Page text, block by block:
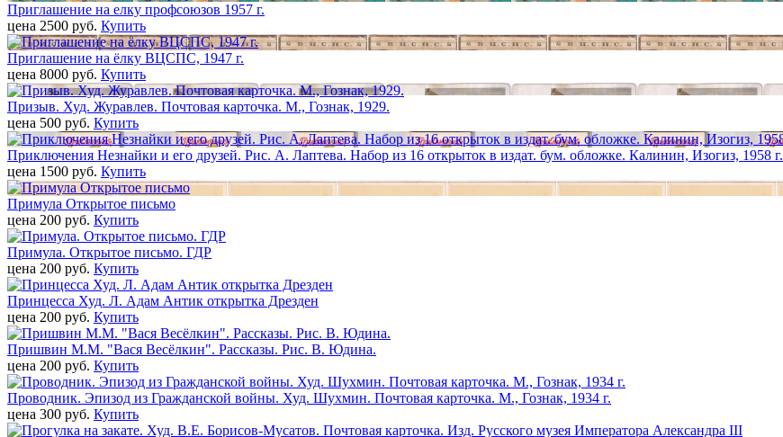
Приглашение на елку профсоюзов 1957 г.
цена 2500 pуб. Купить
Приглашение на ёлку ВЦСПС, 1947 г.
цена 8000 pуб. Купить
Призыв. Худ. Журавлев. Почтовая карточка. М., Гознак, 1929.
цена 500 pуб. Купить
Приключения Незнайки и его друзей. Рис. А. Лаптева. Набор из 16 открыток в издат. бум. обложке. Калинин, Изогиз, 1958 г.
цена 1500 pуб. Купить
Примула Открытое письмо
цена 200 pуб. Купить
Примула. Открытое письмо. ГДР
цена 200 pуб. Купить
Принцесса Худ. Л. Адам Антик открытка Дрезден
цена 200 pуб. Купить
Пришвин М.М. "Вася Весёлкин". Рассказы. Рис. В. Юдина.
цена 200 pуб. Купить
Проводник. Эпизод из Гражданской войны. Худ. Шухмин. Почтовая карточка. М., Гознак, 1934 г.
цена 300 pуб. Купить